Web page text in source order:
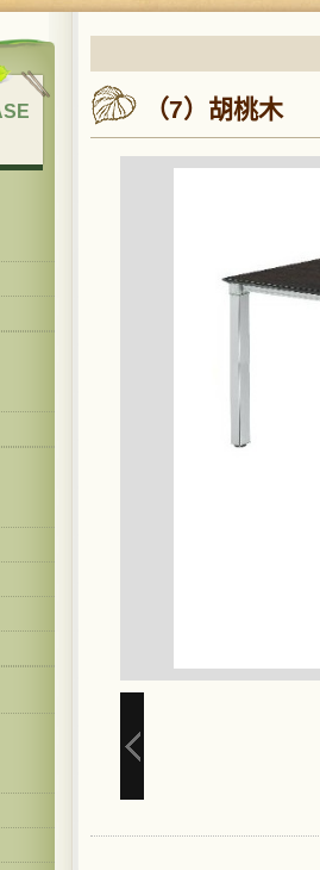
（7）胡桃木